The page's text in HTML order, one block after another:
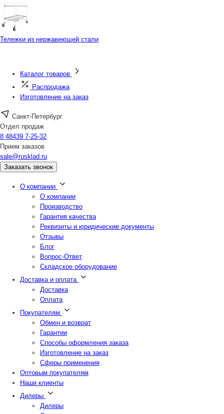
Тележки из нержавеющей стали
Каталог товаров
Распродажа
Изготовление на заказ
Санкт-Петербург
Отдел продаж
8 48439 7-25-32
Прием заказов
sale@rusklad.ru
Заказать звонок
О компании
О компании
Производство
Гарантия качества
Реквизиты и юридические документы
Отзывы
Блог
Вопрос-Ответ
Складское оборудование
Доставка и оплата
Доставка
Оплата
Покупателям
Обмен и возврат
Гарантии
Способы оформления заказа
Изготовление на заказ
Сферы применения
Оптовым покупателям
Наши клиенты
Дилеры
Дилеры